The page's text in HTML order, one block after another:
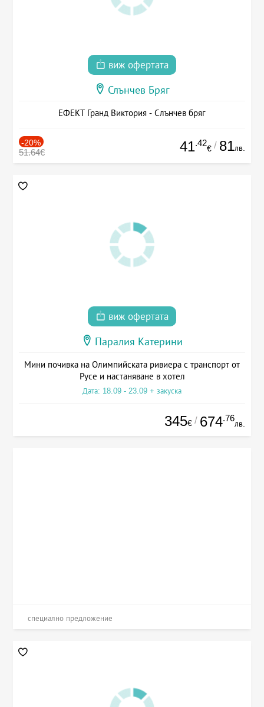
виж офертата
Слънчев Бряг
ЕФЕКТ Гранд Виктория - Слънчев бряг
-20%
51.64€ 41.42
€ / 81лв.
виж офертата
Паралия Катерини
Мини почивка на Олимпийската ривиера с транспорт от
Русе и настаняване в хотел
Дата: 18.09 - 23.09 + закуска
345€ / 674.76
лв.
специално предложение